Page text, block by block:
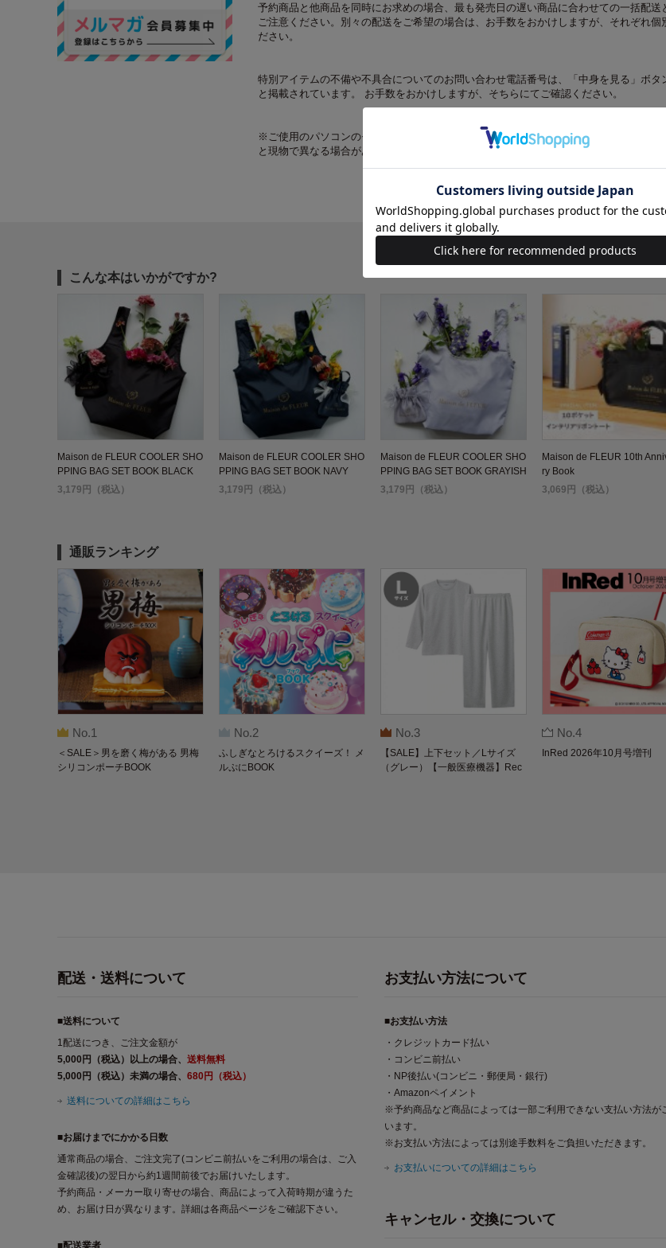
予約商品と他商品を同時にお求めの場合、最も発売日の遅い商品に合わせての一括配送
ご注意ください。別々の配送をご希望の場合は、お手数をおかけしますが、それぞれ個
ださい。
特別アイテムの不備や不具合についてのお問い合わせ電話番号は、「中身を見る」ボタ
と掲載されています。 お手数をおかけしますが、そちらにてご確認ください。
※ご使用のパソコンのモニターやスマートフォンの画面によっては、商品の色合いが、
と現物で異なる場合があります。
こんな本はいかがですか?
Maison de FLEUR COOLER SHO
PPING BAG SET BOOK BLACK
3,179円（税込）
Maison de FLEUR COOLER SHO
PPING BAG SET BOOK NAVY
3,179円（税込）
Maison de FLEUR COOLER SHO
PPING BAG SET BOOK GRAYISH
BLUE
3,179円（税込）
Maison de FLEUR 10th
ry Book
3,069円（税込）
通販ランキング
No.1
＜SALE＞男を磨く梅がある 男梅
シリコンポーチBOOK
No.2
ふしぎなとろけるスクイーズ！ メ
ルぷにBOOK
No.3
【SALE】上下セット／Lサイズ
（グレー）【一般医療機器】Rec
No.4
InRed 2026年10月号増刊
配送・送料について
■送料について
1配送につき、ご注文金額が
5,000円（税込）以上の場合、 送料無料
5,000円（税込）未満の場合、 680円（税込）
送料についての詳細はこちら
■お届けまでにかかる日数
通常商品の場合、ご注文完了(コンビニ前払いをご利用の場合は、ご入
金確認後)の翌日から約1週間前後でお届けいたします。
予約商品・メーカー取り寄せの場合、商品によって入荷時期が違うた
め、お届け日が異なります。詳細は各商品ページをご確認下さい。
■配送業者
お支払い方法について
■お支払い方法
・クレジットカード払い
・コンビニ前払い
・NP後払い(コンビニ・郵便局・銀行)
・Amazonペイメント
※予約商品など商品によっては一部ご利用できない支払い方法が
います。
※お支払い方法によっては別途手数料をご負担いただきます。
お支払いについての詳細はこちら
キャンセル・交換について